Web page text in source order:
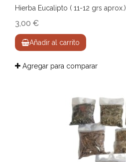
Hierba Eucalipto ( 11-12 grs aprox.)
3,00 €
Añadir al carrito
Agregar para comparar